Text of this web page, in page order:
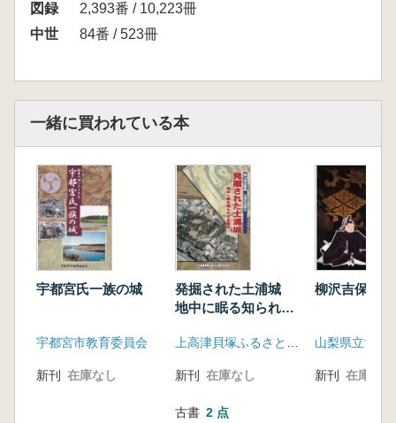
図録
2,393番 / 10,223冊
中世
84番 / 523冊
一緒に買われている本
宇都宮氏一族の城
宇都宮市教育委員会
新刊 在庫なし
発掘された土浦城
地中に眠る知られざ
上高津貝塚ふるさと歴史の広場
新刊 在庫なし
古書 2 点
柳沢吉保と
山梨県立博物
新刊 在庫なし